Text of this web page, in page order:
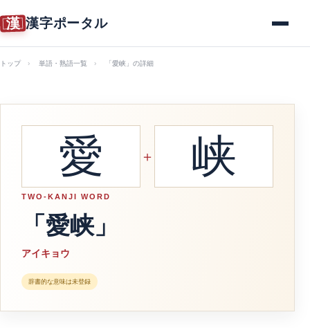
漢 漢字ポータル
トップ 単語・熟語一覧 「愛峡」の詳細
愛 ＋ 峡
TWO-KANJI WORD
「愛峡」
アイキョウ
辞書的な意味は未登録